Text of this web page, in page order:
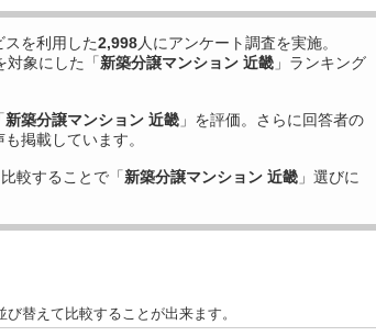
を利用した2,998人にアンケート調査を実施。
対象にした「新築分譲マンション 近畿 」ランキング
新築分譲マンション 近畿 」を評価。さらに回答者の
掲載しています。
較することで「新築分譲マンション 近畿 」選びに
替えて比較することが出来ます。